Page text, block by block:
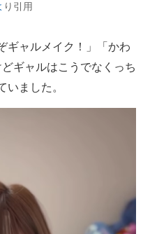
り引用
ギャルメイク！」「かわ
ギャルはこうでなくっち
いました。